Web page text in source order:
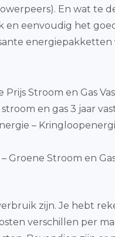
En wat te
en eenvoudig het
energiepakketten
Prijs Stroom en Gas
en gas 3 jaar
–
Groene Stroom en Gas
zijn. Je hebt
verschillen per